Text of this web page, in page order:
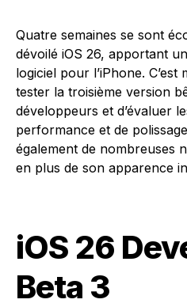
Quatre semaines se sont
dévoilé iOS 26, apportant
logiciel pour l’iPhone.
tester la troisième version
développeurs et d’évaluer
performance et de
également de nombreuses
en plus de son apparence
iOS 26
Beta 3